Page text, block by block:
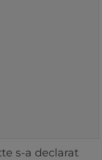
s-a declarat